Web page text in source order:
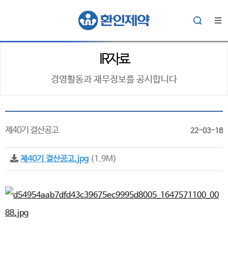
IR자료
경영활동과 재무정보를 공시합니다
제40기 결산공고 22-03-18
제40기 결산공고.jpg (1.9M)